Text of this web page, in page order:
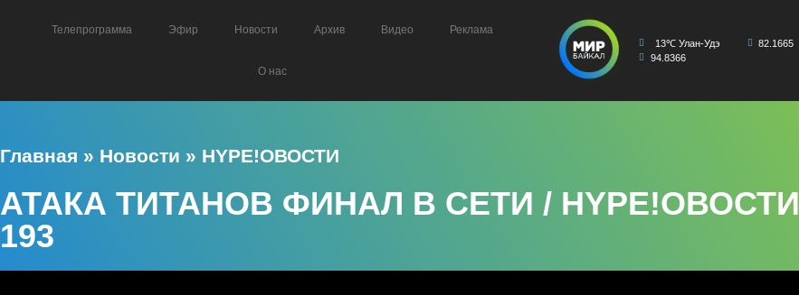
Телепрограмма Эфир Новости Архив Видео Реклама
О нас
13℃ Улан-Удэ
82.1665
94.8366
Главная » Новости » HYPE!ОВОСТИ
АТАКА ТИТАНОВ ФИНАЛ В СЕТИ / HYPE!ОВОСТИ
193